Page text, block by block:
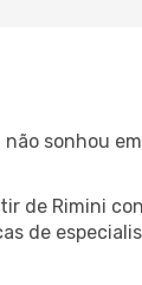
sonhou
de Rimini
de